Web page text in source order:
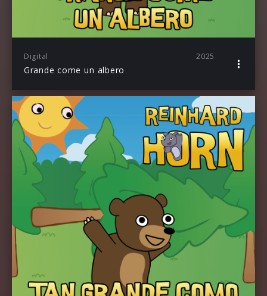
Digital 2025
Grande come un albero